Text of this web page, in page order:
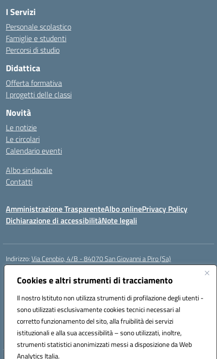
Cookies e altri strumenti di tracciamento
Il nostro Istituto non utilizza strumenti di profilazione degli utenti -
sono utilizzati esclusivamente cookies tecnici necessari al
corretto funzionamento del sito, alla fruibilità dei servizi
istituzionali e alla sua accessibilità – sono utilizzati, inoltre,
strumenti statistici anonimizzati messi a disposizione da Web
Analytics Italia.
I Servizi
Personale scolastico
Famiglie e studenti
Percorsi di studio
Didattica
Offerta formativa
I progetti delle classi
Novità
Le notizie
Le circolari
Calendario eventi
Albo sindacale
Contatti
Amministrazione TrasparenteAlbo onlinePrivacy Policy
Dichiarazione di accessibilitàNote legali
Indirizzo:Via Cenobio, 4/B - 84070 San Giovanni a Piro (Sa)
Centralino:
Posta elettronica certificata (PEC):saic815005@pec.istruzione.it
Codice fiscale: 84001740657
Codice meccanografico:SAIC815005
Codice Indice delle Pubbliche Amministrazioni (IPA): istsc_SAIC815005
Codice unico di fatturazione (CUF): UFDQ9V